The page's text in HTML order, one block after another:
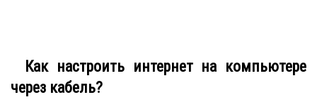
Как настроить интернет на компьютере
через кабель?